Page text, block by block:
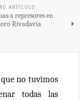
ARTÍCULO
a represores en
Rivadavia
no tuvimos
todas las